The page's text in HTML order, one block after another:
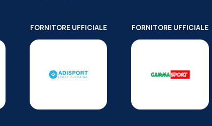
FORNITORE UFFICIALE FORNITORE UFFICIALE